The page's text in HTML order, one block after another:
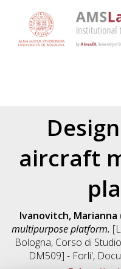
aircraft
Ivanovitch, Marianna
multipurpose platform.
Bologna, Corso di
DM509] - Forli',